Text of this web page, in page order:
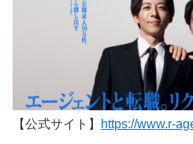
【公式サイト】 https://www.r-